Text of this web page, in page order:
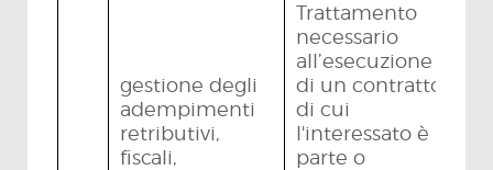
gestione degli
adempimenti
retributivi,
fiscali,
Trattamento
necessario
all’esecuzione
di un contratto
di cui
l'interessato è
parte o